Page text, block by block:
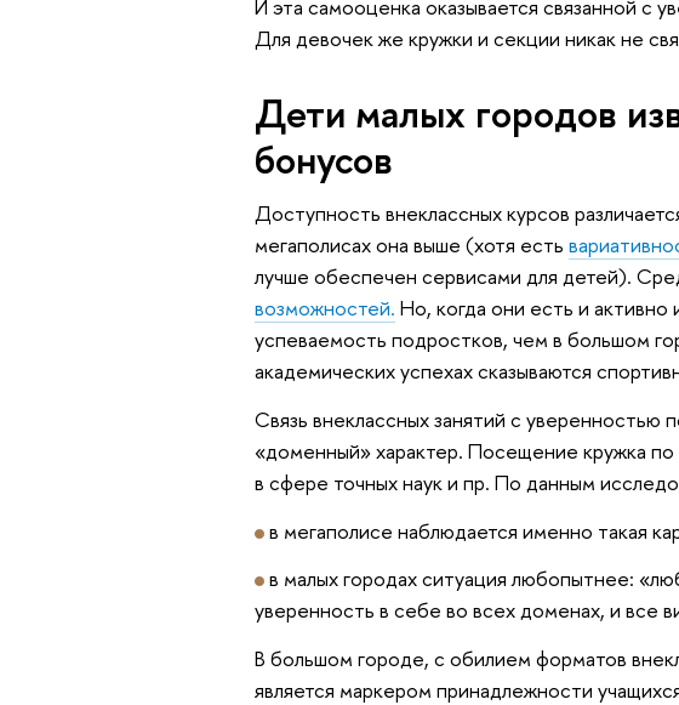
И эта самооценка оказывается связанной с
Для девочек же кружки и секции никак не
Дети малых городов
бонусов
Доступность внеклассных курсов
мегаполисах она выше (хотя есть
лучше обеспечен сервисами для детей).
возможностей. Но, когда они есть и активно
успеваемость подростков, чем в большом
академических успехах сказываются
Связь внеклассных занятий с
«доменный» характер. Посещение кружка
в сфере точных наук и пр. По данным
в мегаполисе наблюдается именно такая
в малых городах ситуация любопытнее:
уверенность в себе во всех доменах, и все
В большом городе, с обилием форматов
является маркером принадлежности